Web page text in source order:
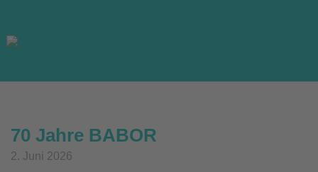
to
70 Jahre BABOR
2. Juni 2026